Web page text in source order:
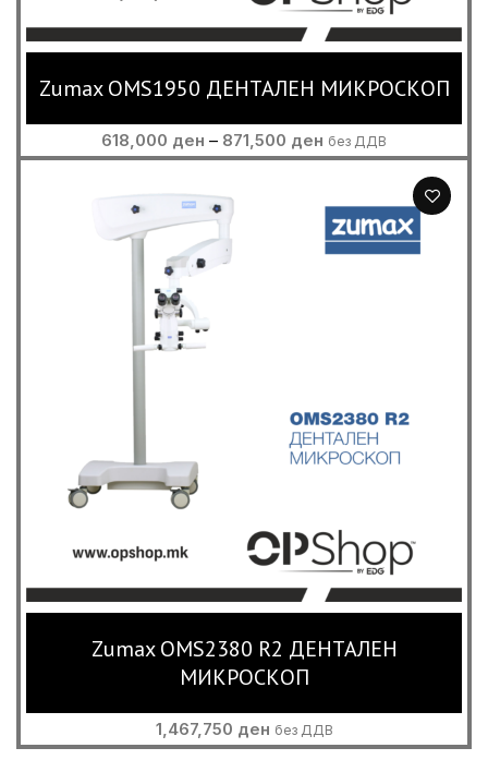
Zumax OMS1950 ДЕНТАЛЕН МИКРОСКОП
618,000 ден – 871,500 ден Price
range:
through
871,500 ден
без ДДВ
Zumax OMS2380 R2 ДЕНТАЛЕН
МИКРОСКОП
1,467,750 ден без ДДВ